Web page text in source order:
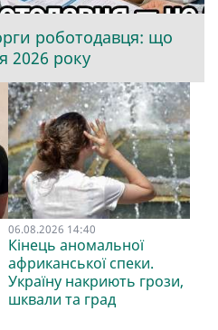
роботодавця: що
2026 року
06.08.2026 14:40
Кінець аномальної
африканської спеки.
Україну накриють грози,
шквали та град